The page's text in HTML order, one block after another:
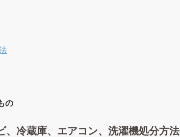
の
、冷蔵庫、エアコン、洗濯機処分方法